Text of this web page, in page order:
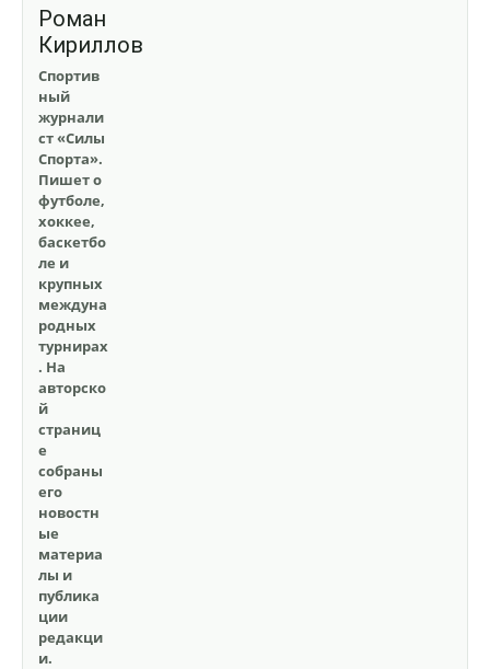
Роман
Кириллов
Спортив
ный
журнали
ст «Силы
Спорта».
Пишет о
футболе,
хоккее,
баскетбо
ле и
крупных
междуна
родных
турнирах
. На
авторско
й
страниц
е
собраны
его
новостн
ые
материа
лы и
публика
ции
редакци
и.